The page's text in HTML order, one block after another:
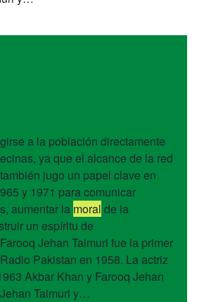
a la población directamente
ya que el alcance de la red
jugo un papel clave en
y 1971 para comunicar
aumentar la moral de la
un espíritu de
Jehan Taimuri fue la primer
Pakistan en 1958. La actriz
Akbar Khan y Farooq Jehan
Taimuri y…